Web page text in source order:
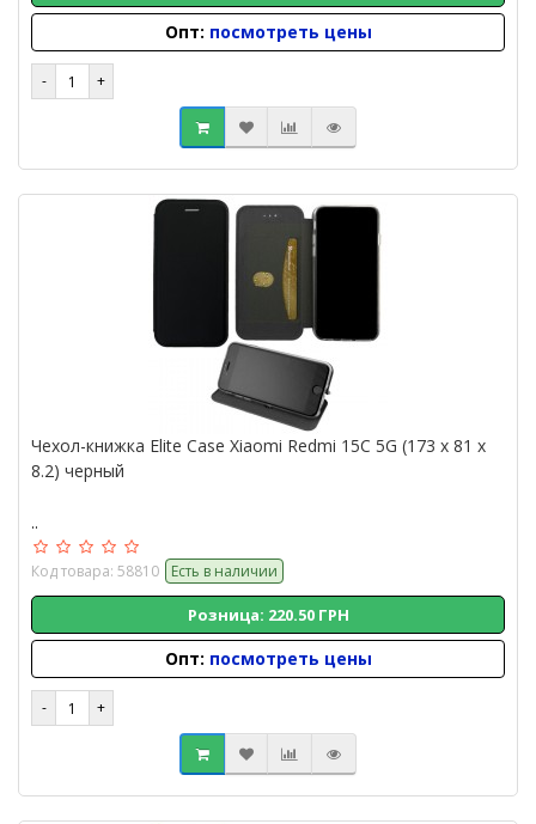
Опт: посмотреть цены
Чехол-книжка Elite Case Xiaomi Redmi 15C 5G (173 x 81 x
8.2) черный
..
Код товара: 58810 Есть в наличии
Розница: 220.50 ГРН
Опт: посмотреть цены